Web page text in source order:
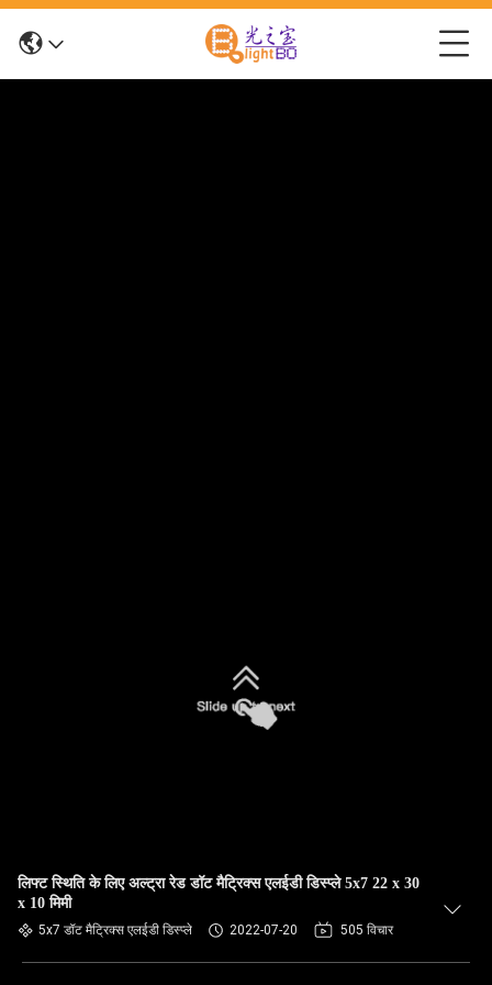
लिफ्ट स्थिति के लिए अल्ट्रा रेड डॉट मैट्रिक्स एलईडी डिस्प्ले 5x7 22 x 30
x 10 मिमी
5x7 डॉट मैट्रिक्स एलईडी डिस्प्ले 2022-07-20 505 विचार